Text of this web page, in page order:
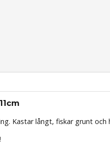
Kastar långt, fiskar grunt